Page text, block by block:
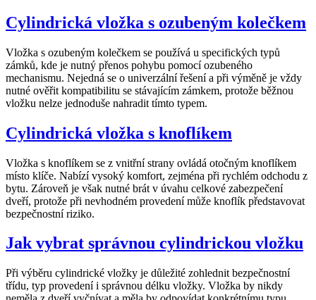
Cylindrická vložka s ozubeným kolečkem
Vložka s ozubeným kolečkem se používá u specifických typů
zámků, kde je nutný přenos pohybu pomocí ozubeného
mechanismu. Nejedná se o univerzální řešení a při výměně je vždy
nutné ověřit kompatibilitu se stávajícím zámkem, protože běžnou
vložku nelze jednoduše nahradit tímto typem.
Cylindrická vložka s knoflíkem
Vložka s knoflíkem se z vnitřní strany ovládá otočným knoflíkem
místo klíče. Nabízí vysoký komfort, zejména při rychlém odchodu z
bytu. Zároveň je však nutné brát v úvahu celkové zabezpečení
dveří, protože při nevhodném provedení může knoflík představovat
bezpečnostní riziko.
Jak vybrat správnou cylindrickou vložku
Při výběru cylindrické vložky je důležité zohlednit bezpečnostní
třídu, typ provedení i správnou délku vložky. Vložka by nikdy